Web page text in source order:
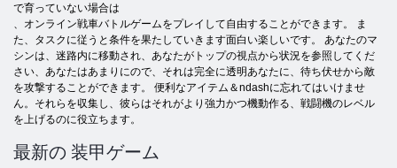
で育っていない場合は
、オンライン戦車バトルゲームをプレイして自由することができます。 ま
た、タスクに従うと条件を果たしていきます面白い楽しいです。 あなたのマ
シンは、迷路内に移動され、あなたがトップの視点から状況を参照してくだ
さい、あなたはあまりにので、それは完全に透明あなたに、待ち伏せから敵
を攻撃することができます。 便利なアイテム＆ndashに忘れてはいけませ
ん。それらを収集し、彼らはそれがより強力かつ機動作る、戦闘機のレベル
を上げるのに役立ちます。
最新の 装甲ゲーム